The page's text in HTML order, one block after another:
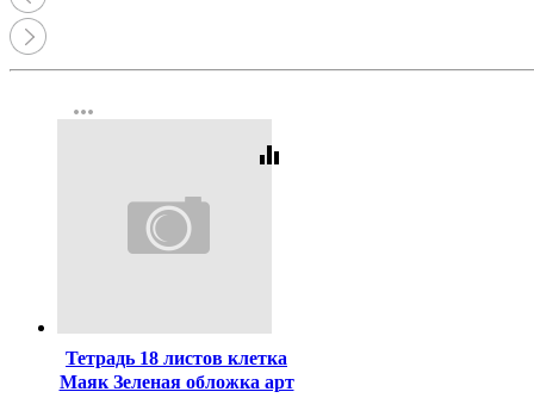
more_horiz
equalizer
Тетрадь 18 листов клетка
Маяк Зеленая обложка арт